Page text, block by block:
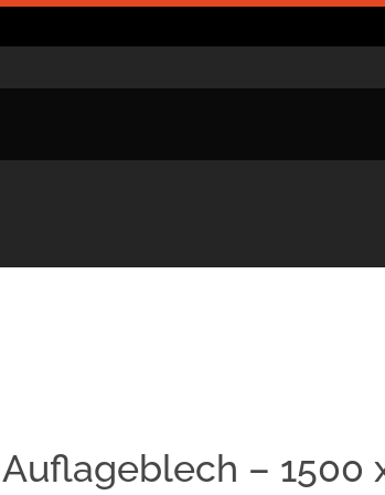
Auflageblech – 1500